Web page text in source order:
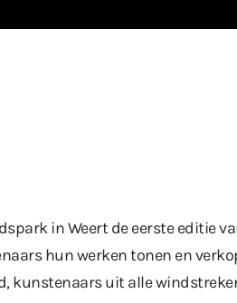
in Weert de eerste editie
hun werken tonen en
kunstenaars uit alle